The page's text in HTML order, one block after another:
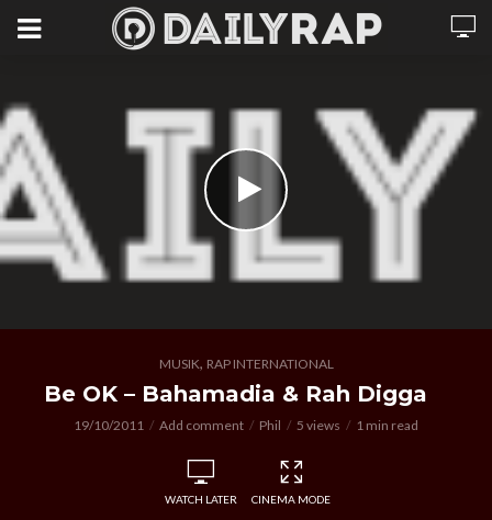
MUSIK, RAP INTERNATIONAL
Be OK – Bahamadia & Rah Digga
19/10/2011 Add comment Phil 5 views 1 min read
WATCH LATER CINEMA MODE